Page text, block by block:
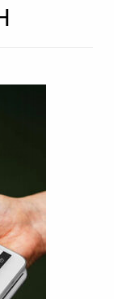
ZERO
500 ML